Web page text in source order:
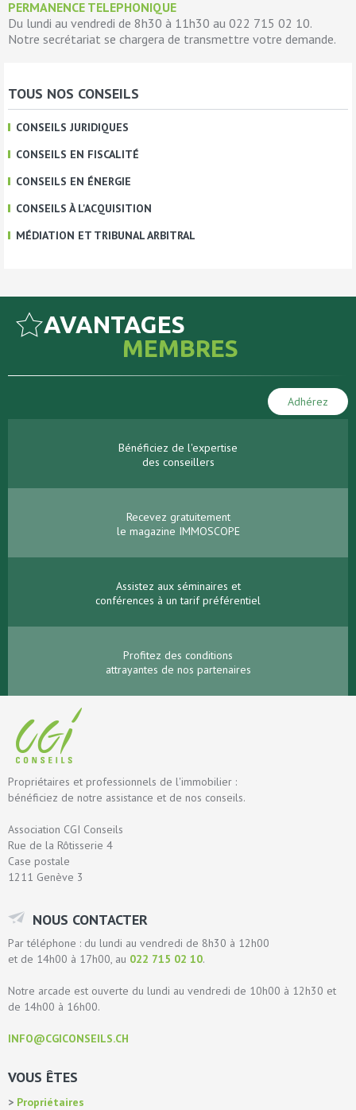
PERMANENCE TELEPHONIQUE
Du lundi au vendredi de 8h30 à 11h30 au 022 715 02 10.
Notre secrétariat se chargera de transmettre votre demande.
TOUS NOS CONSEILS
CONSEILS JURIDIQUES
CONSEILS EN FISCALITÉ
CONSEILS EN ÉNERGIE
CONSEILS À L'ACQUISITION
MÉDIATION ET TRIBUNAL ARBITRAL
AVANTAGES
MEMBRES
Adhérez
Bénéficiez de l'expertise
des conseillers
Recevez gratuitement
le magazine IMMOSCOPE
Assistez aux séminaires et
conférences à un tarif préférentiel
Profitez des conditions
attrayantes de nos partenaires
Propriétaires et professionnels de l'immobilier :
bénéficiez de notre assistance et de nos conseils.
Association CGI Conseils
Rue de la Rôtisserie 4
Case postale
1211 Genève 3
NOUS CONTACTER
Par téléphone : du lundi au vendredi de 8h30 à 12h00
et de 14h00 à 17h00, au 022 715 02 10.
Notre arcade est ouverte du lundi au vendredi de 10h00 à 12h30 et
de 14h00 à 16h00.
INFO@CGICONSEILS.CH
VOUS ÊTES
Propriétaires